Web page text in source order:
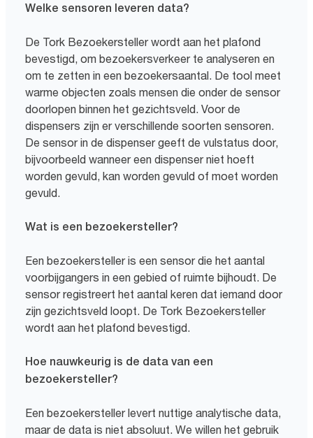
Welke sensoren leveren data?
De Tork Bezoekersteller wordt aan het plafond
bevestigd, om bezoekersverkeer te analyseren en
om te zetten in een bezoekersaantal. De tool meet
warme objecten zoals mensen die onder de sensor
doorlopen binnen het gezichtsveld. Voor de
dispensers zijn er verschillende soorten sensoren.
De sensor in de dispenser geeft de vulstatus door,
bijvoorbeeld wanneer een dispenser niet hoeft
worden gevuld, kan worden gevuld of moet worden
gevuld.
Wat is een bezoekersteller?
Een bezoekersteller is een sensor die het aantal
voorbijgangers in een gebied of ruimte bijhoudt. De
sensor registreert het aantal keren dat iemand door
zijn gezichtsveld loopt. De Tork Bezoekersteller
wordt aan het plafond bevestigd.
Hoe nauwkeurig is de data van een
bezoekersteller?
Een bezoekersteller levert nuttige analytische data,
maar de data is niet absoluut. We willen het gebruik